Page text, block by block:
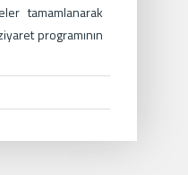
tamamlanarak
programının